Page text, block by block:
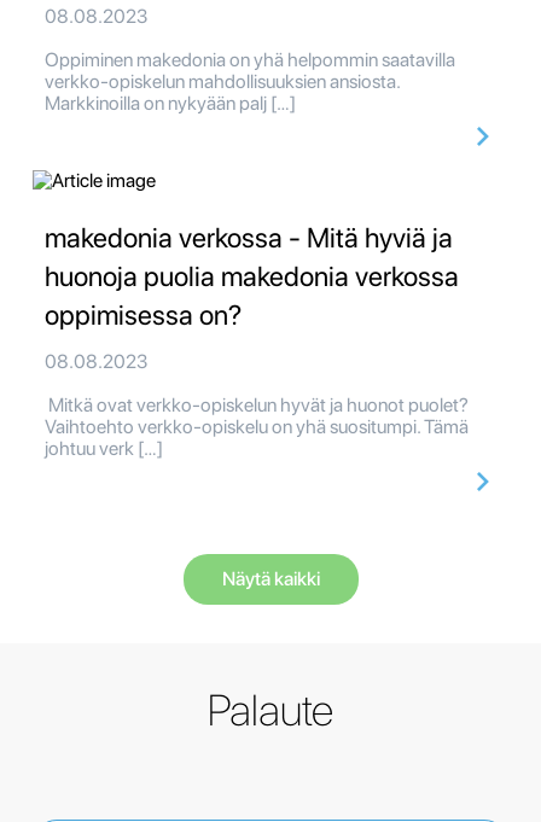
08.08.2023
Oppiminen makedonia on yhä helpommin saatavilla
verkko-opiskelun mahdollisuuksien ansiosta.
Markkinoilla on nykyään palj […]
makedonia verkossa - Mitä hyviä ja
huonoja puolia makedonia verkossa
oppimisessa on?
08.08.2023
Mitkä ovat verkko-opiskelun hyvät ja huonot puolet?
Vaihtoehto verkko-opiskelu on yhä suositumpi. Tämä
johtuu verk […]
Näytä kaikki
Palaute